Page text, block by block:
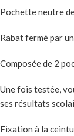
Pochette neutre
Rabat fermé par
Composée de 2
Une fois testée,
ses résultats
Fixation à la